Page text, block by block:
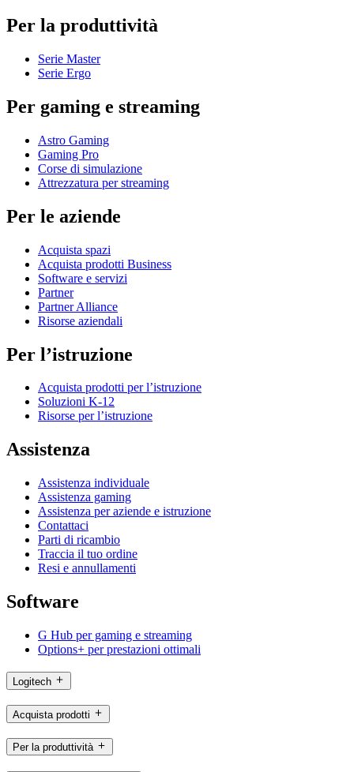
Per la produttività
Serie Master
Serie Ergo
Per gaming e streaming
Astro Gaming
Gaming Pro
Corse di simulazione
Attrezzatura per streaming
Per le aziende
Acquista spazi
Acquista prodotti Business
Software e servizi
Partner
Partner Alliance
Risorse aziendali
Per l’istruzione
Acquista prodotti per l’istruzione
Soluzioni K-12
Risorse per l’istruzione
Assistenza
Assistenza individuale
Assistenza gaming
Assistenza per aziende e istruzione
Contattaci
Parti di ricambio
Traccia il tuo ordine
Resi e annullamenti
Software
G Hub per gaming e streaming
Options+ per prestazioni ottimali
Logitech
Acquista prodotti
Per la produttività